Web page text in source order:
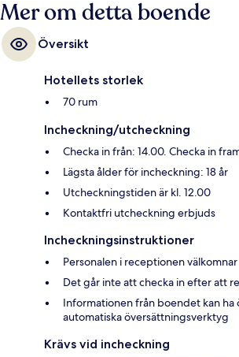
Mer om detta boende
Översikt
Hotellets storlek
70 rum
Incheckning/utcheckning
Checka in från: 14.00. Checka in
Lägsta ålder för incheckning: 18 år
Utcheckningstiden är kl. 12.00
Kontaktfri utcheckning erbjuds
Incheckningsinstruktioner
Personalen i receptionen
Det går inte att checka in efter att
Informationen från boendet kan ha
automatiska översättningsverktyg
Krävs vid incheckning